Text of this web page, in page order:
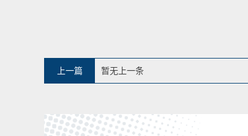
上一篇 暂无上一条